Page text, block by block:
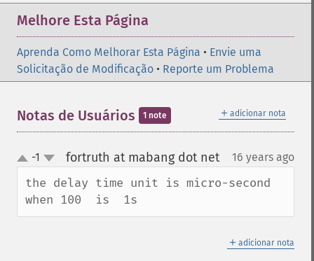
Melhore Esta Página
Aprenda Como Melhorar Esta Página • Envie uma
Solicitação de Modificação • Reporte um Problema
＋ adicionar nota
Notas de Usuários 1 note
up
down
-1 fortruth at mabang dot net¶ 16 years ago
the delay time unit is micro-second
when 100  is  1s
＋ adicionar nota
getImageDelay
getImageDepth
getImageDispose
getImageDistortion
getImageFilename
getImageGamma
getImageGeometry
getImageGreenPrimary
getImageHistogram